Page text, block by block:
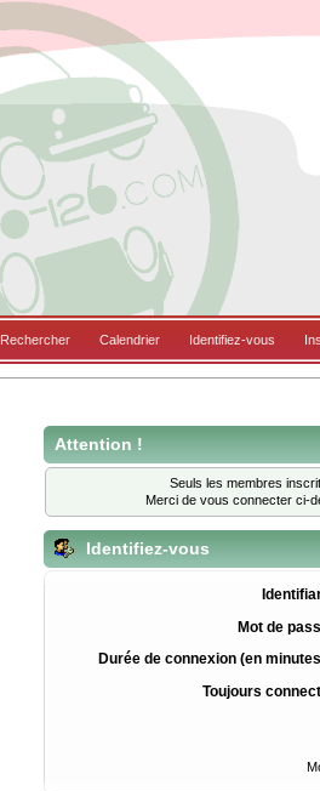
Rechercher Calendrier Identifiez-vous
Attention !
Seuls les membres
Merci de vous connecter ci-
Identifiez-vous
Mot de
Durée de connexion (en
Toujours